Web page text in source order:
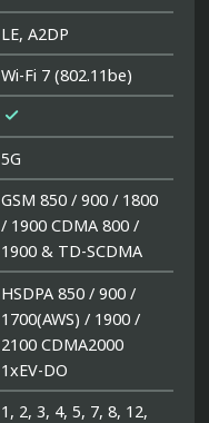
LE, A2DP
Wi-Fi 7 (802.11be)

5G
GSM 850 / 900 / 1800
/ 1900 CDMA 800 /
1900 & TD-SCDMA
HSDPA 850 / 900 /
1700(AWS) / 1900 /
2100 CDMA2000
1xEV-DO
1, 2, 3, 4, 5, 7, 8, 12,